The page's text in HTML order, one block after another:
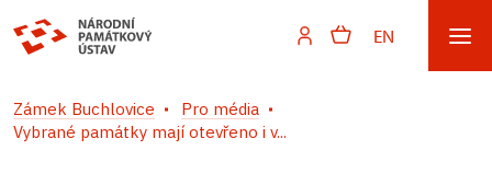
EN
Zámek Buchlovice
Pro média
Vybrané památky mají otevřeno i v...